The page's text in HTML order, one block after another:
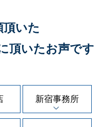
頂いた
頂いたお声です
新宿事務所